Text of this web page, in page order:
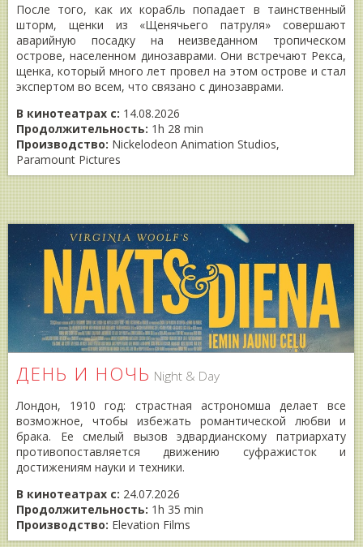
После того, как их корабль попадает в таинственный
шторм, щенки из «Щенячьего патруля» совершают
аварийную посадку на неизведанном тропическом
острове, населенном динозаврами. Они встречают Рекса,
щенка, который много лет провел на этом острове и стал
экспертом во всем, что связано с динозаврами.
В кинотеатрах с: 14.08.2026
Продолжительность: 1h 28 min
Производство: Nickelodeon Animation Studios,
Paramount Pictures
ДЕНЬ И НОЧЬ Night & Day
Лондон, 1910 год: страстная астрономша делает все
возможное, чтобы избежать романтической любви и
брака. Ее смелый вызов эдвардианскому патриархату
противопоставляется движению суфражисток и
достижениям науки и техники.
В кинотеатрах с: 24.07.2026
Продолжительность: 1h 35 min
Производство: Elevation Films